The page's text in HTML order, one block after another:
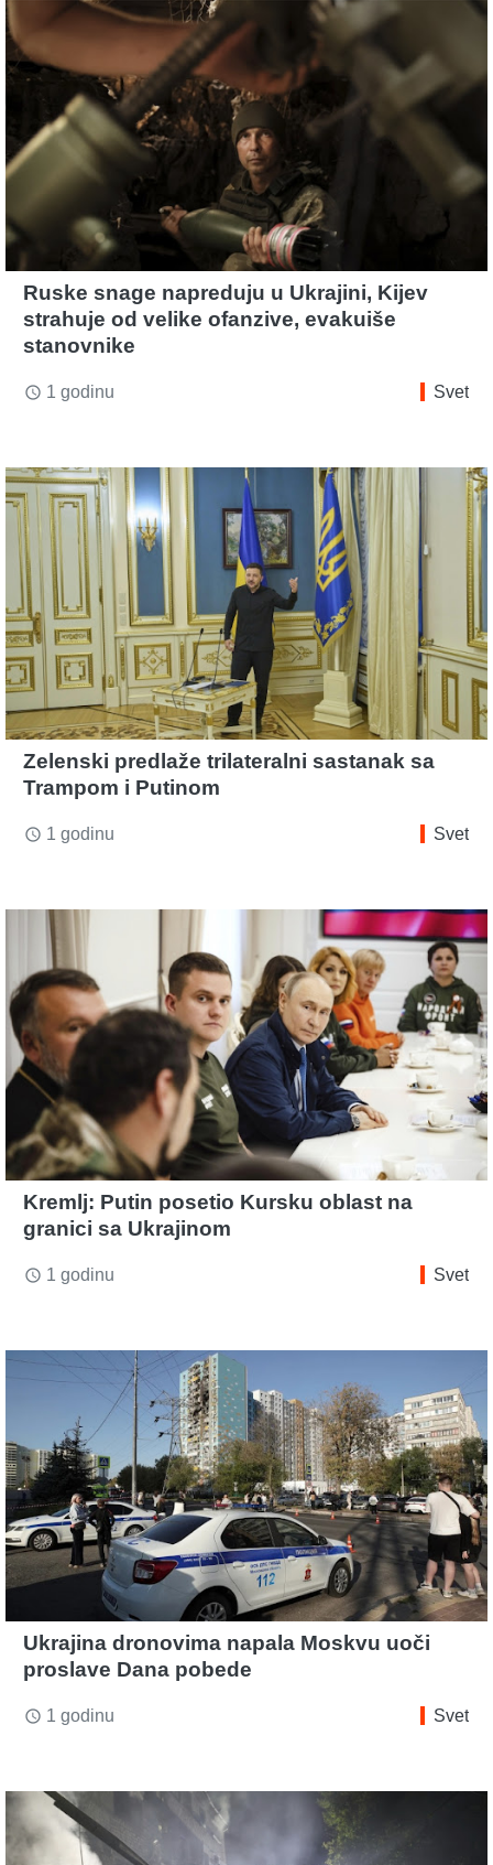
Ruske snage napreduju u Ukrajini, Kijev
strahuje od velike ofanzive, evakuiše
stanovnike
access_time 1 godinu Svet
Zelenski predlaže trilateralni sastanak sa
Trampom i Putinom
access_time 1 godinu Svet
Kremlj: Putin posetio Kursku oblast na
granici sa Ukrajinom
access_time 1 godinu Svet
Ukrajina dronovima napala Moskvu uoči
proslave Dana pobede
access_time 1 godinu Svet